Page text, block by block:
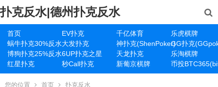
扑克反水|德州扑克反水
首页 EV扑克 千亿体育
乐虎棋牌
蜗牛扑克30%反水大发扑克 神扑克(ShenPoker)GG扑克
博狗扑克25%反水6UP扑克之星 天龙扑克
乐淘棋牌
红星扑克
秒Call扑克 新葡京棋牌 币投
您的位置 首页 扑克反水